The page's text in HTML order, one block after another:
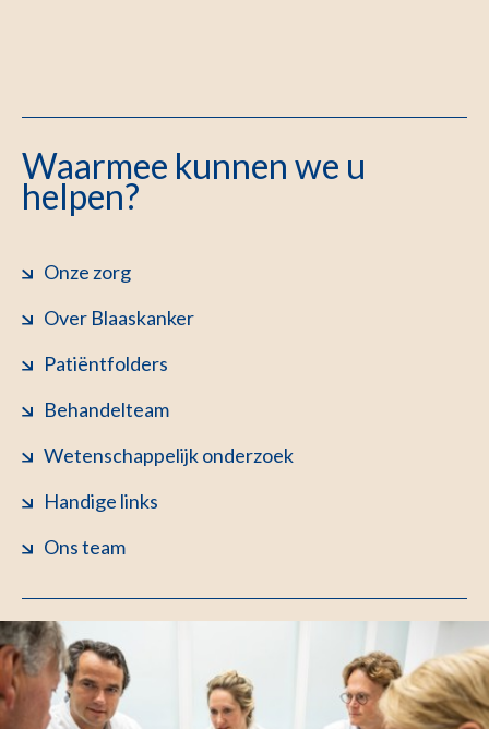
Waarmee kunnen we u
helpen?
Onze zorg
Over Blaaskanker
Patiëntfolders
Behandelteam
Wetenschappelijk onderzoek
Handige links
Ons team